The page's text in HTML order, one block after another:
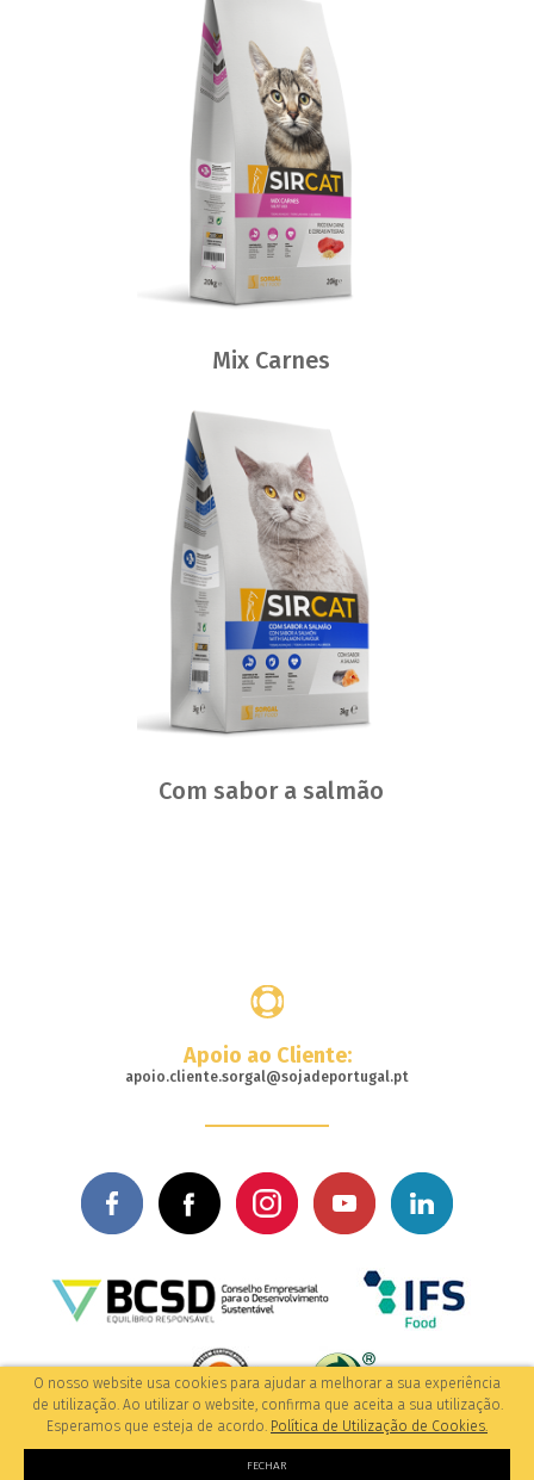
Mix Carnes
Com sabor a salmão
Apoio ao Cliente:
apoio.cliente.sorgal@sojadeportugal.pt
© 2017-2026 Todos os direitos reservados
/Política de Privacidade
by: M&A Digital
O nosso website usa cookies para ajudar a melhorar a sua experiência
de utilização. Ao utilizar o website, confirma que aceita a sua utilização.
Esperamos que esteja de acordo. Política de Utilização de Cookies.
FECHAR